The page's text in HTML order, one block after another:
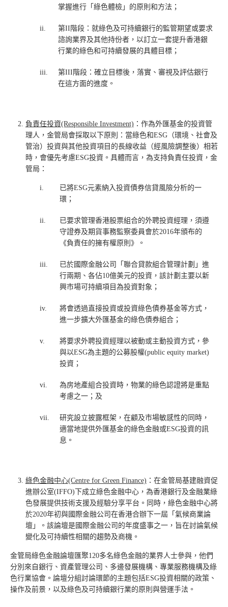
掌握進行「綠色體檢」的原則和方法；
ii.
第II階段：就綠色及可持續銀行的監管期望或要求
諮詢業界及其他持份者，以訂立一套提升香港銀
行業的綠色和可持續發展的具體目標；
iii.
第III階段：確立目標後，落實、審視及評估銀行
在這方面的進度。
負責任投資(Responsible Investment) ：作為外匯基金的投資管
理人，金管局會採取以下原則：當綠色和ESG（環境、社會及
管治）投資與其他投資項目的長線收益（經風險調整後）相若
時，會優先考慮ESG投資。具體而言，為支持負責任投資，金
管局：
i.
已將ESG元素納入投資債券信貸風險分析的一
環；
ii.
已要求管理香港股票組合的外聘投資經理，須遵
守證券及期貨事務監察委員會於2016年頒布的
《負責任的擁有權原則》。
iii.
已於國際金融公司「聯合貸款組合管理計劃」進
行兩期、各佔10億美元的投資，該計劃主要以新
興市場可持續項目為投資對象；
iv.
將會透過直接投資或投資綠色債券基金等方式，
進一步擴大外匯基金的綠色債券組合；
v.
將要求外聘投資經理以被動或主動投資方式，參
與以ESG為主題的公募股權(public equity market)
投資；
vi.
為房地產組合投資時，物業的綠色認證將是重點
考慮之一；及
vii.
研究設立披露框架，在顧及市場敏感性的同時，
適當地提供外匯基金的綠色金融或ESG投資的訊
息。
綠色金融中心(Centre for Green Finance) ：在金管局基建融資促
進辦公室(IFFO)下成立綠色金融中心，為香港銀行及金融業綠
色發展提供技術支援及經驗分享平台。同時，綠色金融中心將
於2020年初與國際金融公司在香港合辦下一屆「氣候商業論
壇」。該論壇是國際金融公司的年度盛事之一，旨在討論氣候
變化及可持續性相關的趨勢及商機。
金管局綠色金融論壇匯聚120多名綠色金融的業界人士參與，他們
分別來自銀行、資產管理公司、多邊發展機構、專業服務機構及綠
色行業協會。論壇分組討論環節的主題包括ESG投資相關的政策、
操作及前景，以及綠色及可持續銀行業的原則與營運手法。